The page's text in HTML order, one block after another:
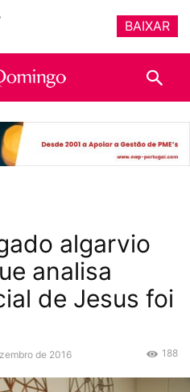
algarvio
analisa
de Jesus foi
de 2016 188
BAIXAR